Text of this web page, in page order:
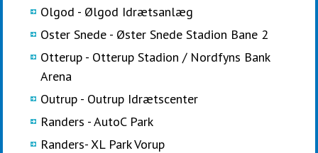
Olgod - Ølgod Idrætsanlæg
Oster Snede - Øster Snede Stadion Bane 2
Otterup - Otterup Stadion / Nordfyns Bank
Arena
Outrup - Outrup Idrætscenter
Randers - AutoC Park
Randers- XL Park Vorup